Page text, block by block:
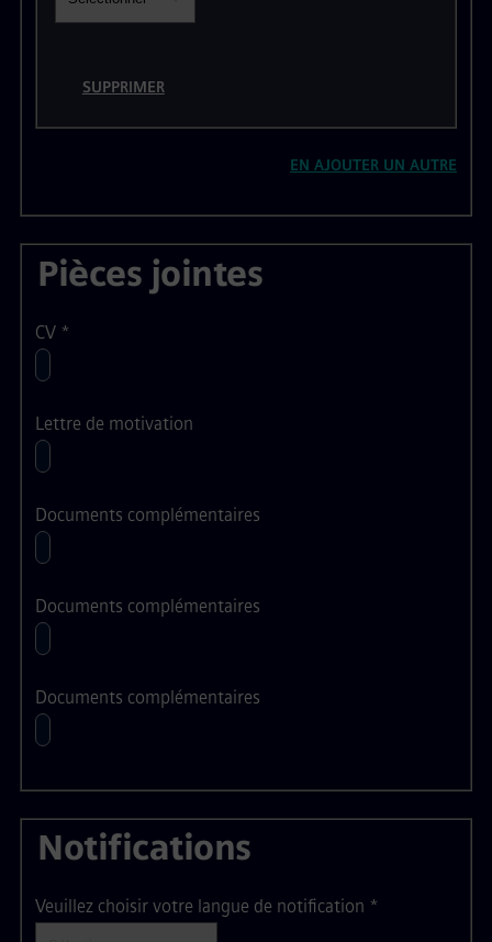
SUPPRIMER
EN AJOUTER UN AUTRE
Pièces jointes
CV *
Lettre de motivation
Documents complémentaires
Documents complémentaires
Documents complémentaires
Notifications
Veuillez choisir votre langue de notification *